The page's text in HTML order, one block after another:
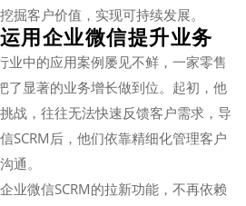
掘客户价值，实现可持续发展。
用企业微信提升业务
业中的应用案例屡见不鲜，一家零售
了显著的业务增长做到位。起初，他
战，往往无法快速反馈客户需求，导
SCRM后，他们依靠精细化管理客户
通。
业微信SCRM的拉新功能，不再依赖